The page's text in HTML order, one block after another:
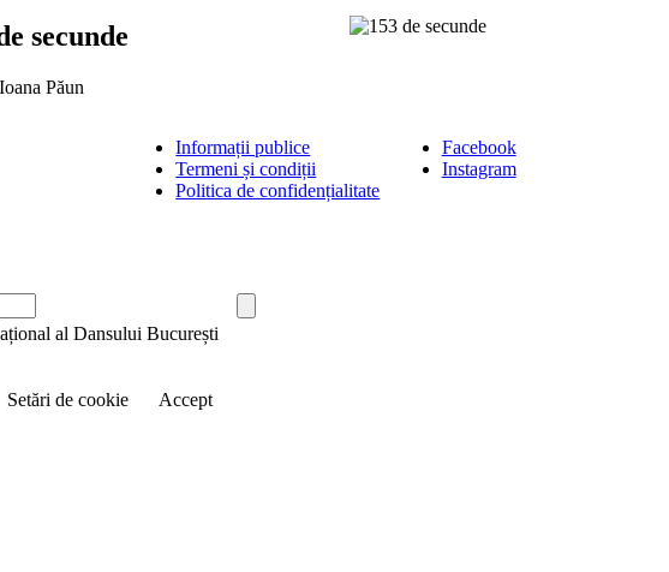
secunde
Păun
Informații publice
Termeni și condiții
Politica de confidențialitate
Facebook
Instagram
al Dansului București
Setări de cookie Accept